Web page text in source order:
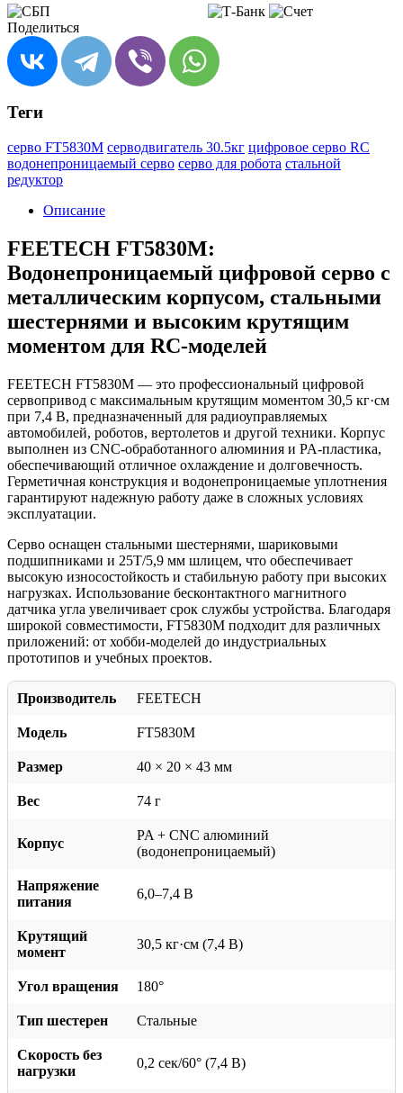
Поделиться
Теги
серво FT5830M серводвигатель 30.5кг цифровое серво RC
водонепроницаемый серво серво для робота стальной
редуктор
Описание
FEETECH FT5830M:
Водонепроницаемый цифровой серво с
металлическим корпусом, стальными
шестернями и высоким крутящим
моментом для RC-моделей
FEETECH FT5830M — это профессиональный цифровой
сервопривод с максимальным крутящим моментом 30,5 кг·см
при 7,4 В, предназначенный для радиоуправляемых
автомобилей, роботов, вертолетов и другой техники. Корпус
выполнен из CNC-обработанного алюминия и PA-пластика,
обеспечивающий отличное охлаждение и долговечность.
Герметичная конструкция и водонепроницаемые уплотнения
гарантируют надежную работу даже в сложных условиях
эксплуатации.
Серво оснащен стальными шестернями, шариковыми
подшипниками и 25T/5,9 мм шлицем, что обеспечивает
высокую износостойкость и стабильную работу при высоких
нагрузках. Использование бесконтактного магнитного
датчика угла увеличивает срок службы устройства. Благодаря
широкой совместимости, FT5830M подходит для различных
приложений: от хобби-моделей до индустриальных
прототипов и учебных проектов.
Производитель FEETECH
Модель FT5830M
Размер 40 × 20 × 43 мм
Вес 74 г
Корпус
PA + CNC алюминий
(водонепроницаемый)
Напряжение
питания
6,0–7,4 В
Крутящий
момент
30,5 кг·см (7,4 В)
Угол вращения 180°
Тип шестерен Стальные
Скорость без
нагрузки
0,2 сек/60° (7,4 В)